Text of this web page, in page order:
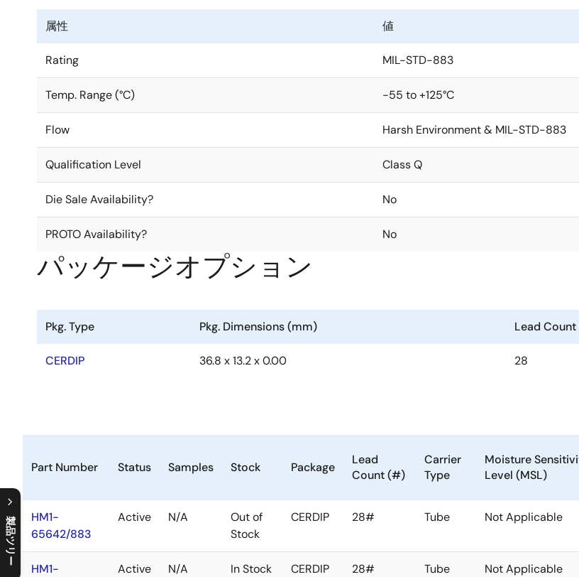
製品ツリー
C
l
o
s
e
p
r
o
d
u
c
t
t
r
e
e
m
e
n
O
p
e
n
p
r
o
d
u
c
t
t
r
e
e
m
e
n
属性 値
Rating MIL-STD-883
Temp. Range (°C) -55 to +125°C
Flow Harsh Environment & MIL-STD-883
Qualification Level Class Q
Die Sale Availability? No
PROTO Availability? No
パッケージオプション
Pkg. Type Pkg. Dimensions (mm) Lead
CERDIP 36.8 x 13.2 x 0.00 28
Part Number Status Samples Stock Package
Lead
Count (#)
Carrier
Type
Moisture
Level (MSL)
HM1-
65642/883
Active N/A
Out of
Stock
CERDIP 28# Tube Not Applicable
HM1-
Active N/A In Stock CERDIP 28# Tube Not Applicable